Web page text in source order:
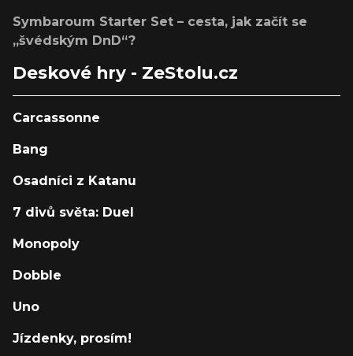
Symbaroum Starter Set – cesta, jak začít se
„švédským DnD“?
Deskové hry - ZeStolu.cz
Carcassonne
Bang
Osadníci z Katanu
7 divů světa: Duel
Monopoly
Dobble
Uno
Jízdenky, prosím!